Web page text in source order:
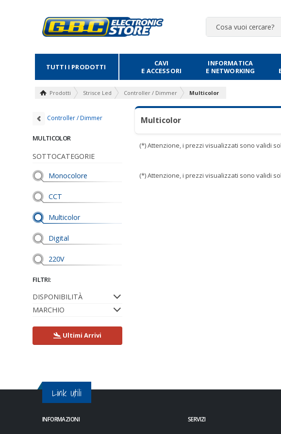
TUTTI I PRODOTTI
CAVI
E ACCESSORI
INFORMATICA
E NETWORKING
Prodotti Strisce Led Controller / Dimmer Multicolor
Controller / Dimmer
MULTICOLOR
SOTTOCATEGORIE
Monocolore
CCT
Multicolor
Digital
220V
FILTRI:
DISPONIBILITÀ
MARCHIO
Ultimi Arrivi
Multicolor
(*) Attenzione, i prezzi visualizzati sono validi
(*) Attenzione, i prezzi visualizzati sono validi
Link Utili
INFORMAZIONI SERVIZI